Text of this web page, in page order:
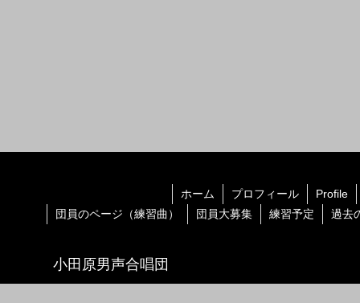
小田原男声合唱団
ホーム プロフィール Profile
団員のページ（練習曲）
団員大募集 練習予定 過去